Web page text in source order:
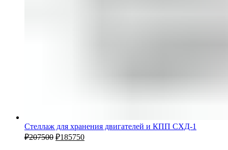
Стеллаж для хранения двигателей и КПП СХД-1
₽207500 ₽185750